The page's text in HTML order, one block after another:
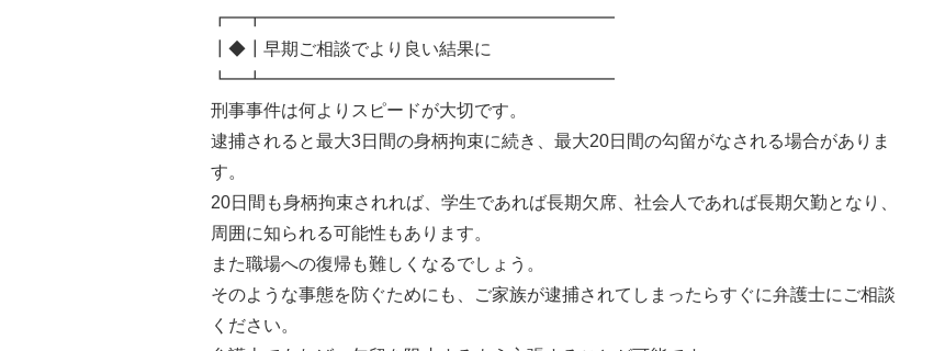
┏━┳━━━━━━━━━━━━━━━━━━━━
┃◆┃早期ご相談でより良い結果に
┗━┻━━━━━━━━━━━━━━━━━━━━
刑事事件は何よりスピードが大切です。
逮捕されると最大3日間の身柄拘束に続き、最大20日間の勾留がなされる場合がありま
す。
20日間も身柄拘束されれば、学生であれば長期欠席、社会人であれば長期欠勤となり、
周囲に知られる可能性もあります。
また職場への復帰も難しくなるでしょう。
そのような事態を防ぐためにも、ご家族が逮捕されてしまったらすぐに弁護士にご相談
ください。